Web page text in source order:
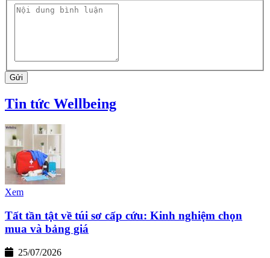
Gửi
Tin tức Wellbeing
Xem
Tất tần tật về túi sơ cấp cứu: Kinh nghiệm chọn
mua và bảng giá
25/07/2026